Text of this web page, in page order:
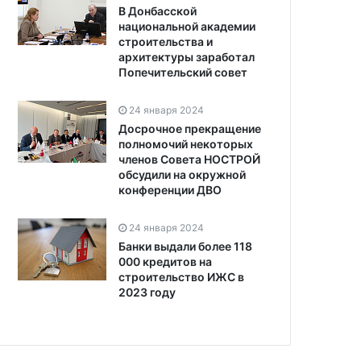
В Донбасской
национальной академии
строительства и
архитектуры заработал
Попечительский совет
24 января 2024
Досрочное прекращение
полномочий некоторых
членов Совета НОСТРОЙ
обсудили на окружной
конференции ДВО
24 января 2024
Банки выдали более 118
000 кредитов на
строительство ИЖС в
2023 году